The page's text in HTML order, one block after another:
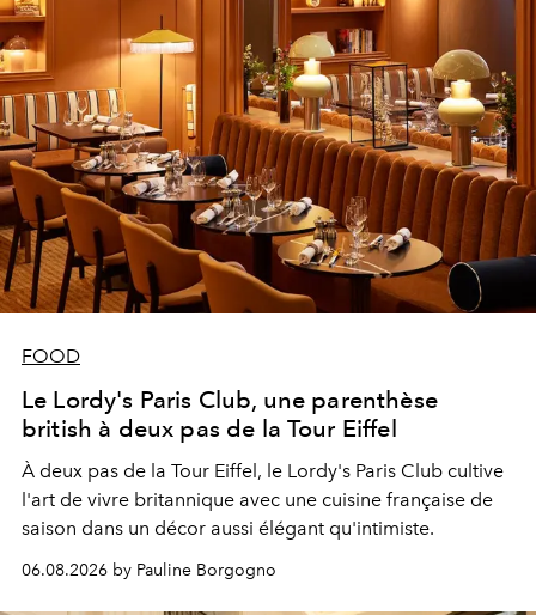
FOOD
Le Lordy's Paris Club, une parenthèse
british à deux pas de la Tour Eiffel
À deux pas de la Tour Eiffel, le Lordy's Paris Club cultive
l'art de vivre britannique avec une cuisine française de
saison dans un décor aussi élégant qu'intimiste.
06.08.2026 by Pauline Borgogno